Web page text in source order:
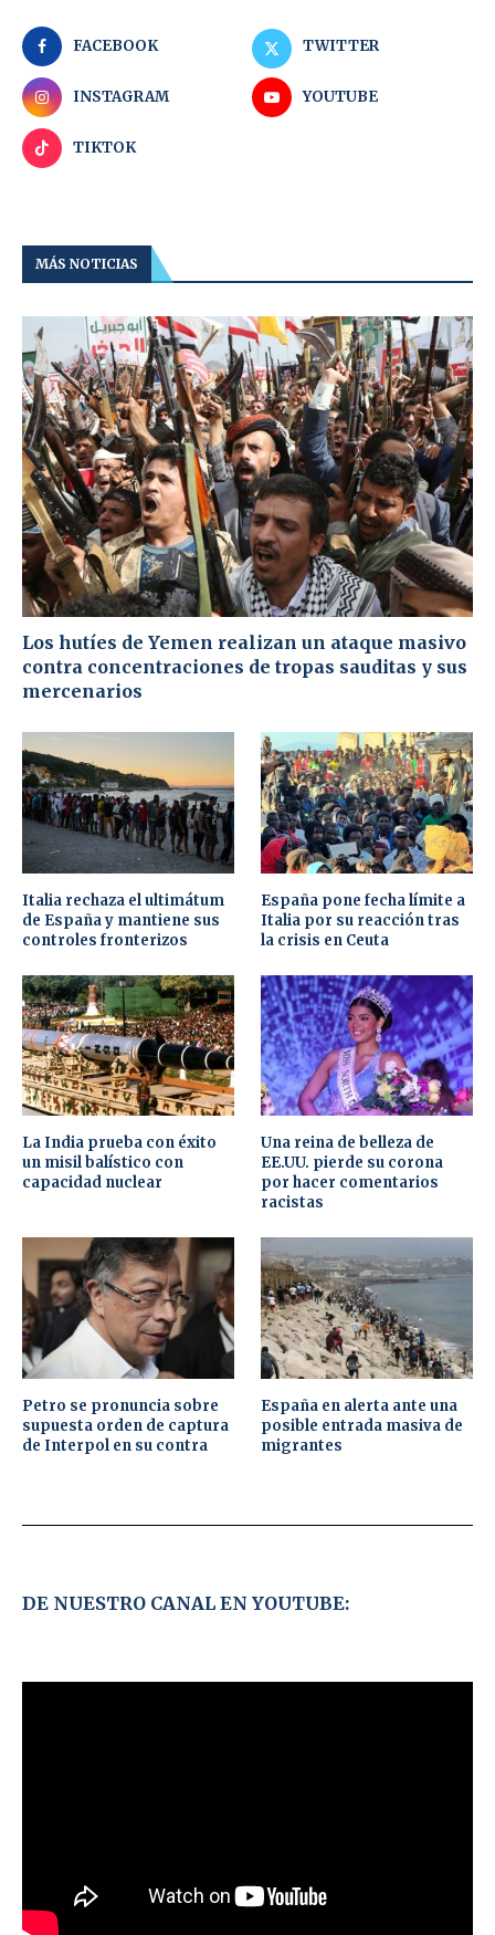
FACEBOOK TWITTER
INSTAGRAM YOUTUBE
TIKTOK
MÁS NOTICIAS
Los hutíes de Yemen realizan un ataque masivo
contra concentraciones de tropas sauditas y sus
mercenarios
Italia rechaza el ultimátum
de España y mantiene sus
controles fronterizos
España pone fecha límite a
Italia por su reacción tras
la crisis en Ceuta
La India prueba con éxito
un misil balístico con
capacidad nuclear
Una reina de belleza de
EE.UU. pierde su corona
por hacer comentarios
racistas
Petro se pronuncia sobre
supuesta orden de captura
de Interpol en su contra
España en alerta ante una
posible entrada masiva de
migrantes
DE NUESTRO CANAL EN YOUTUBE: